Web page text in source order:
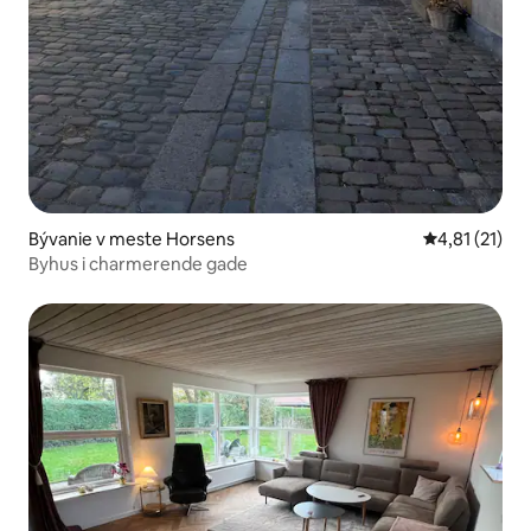
Bývanie v meste Horsens Priemerné
4,81 (21)
Byhus i charmerende gade